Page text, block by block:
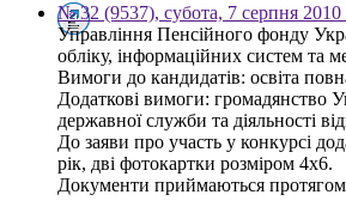
№ 32 (9537), субота, 7 серпня 2010
Управління Пенсійного фонду
обліку, інформаційних систем та
Вимоги до кандидатів: освіта
Додаткові вимоги: громадянство
державної служби та діяльності
До заяви про участь у конкурсі
рік, дві фотокартки розміром 4х6.
Документи приймаються протягом